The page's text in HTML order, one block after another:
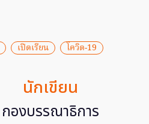
เปิดเรียน โควิด-19
นักเขียน
กองบรรณาธิการ